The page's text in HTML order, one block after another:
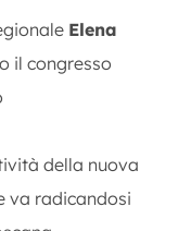
Elena
il congresso
della nuova
va radicandosi